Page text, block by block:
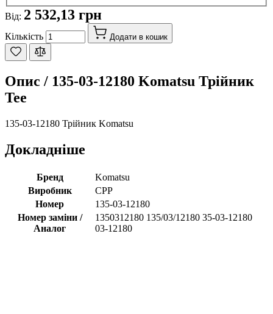
Від: 2 532,13 грн
Кількість Додати в кошик
Опис / 135-03-12180 Komatsu Трійник
Tee
135-03-12180 Трійник Komatsu
Докладніше
Бренд
Komatsu
Виробник
CPP
Номер
135-03-12180
Номер заміни /
Аналог
1350312180 135/03/12180 35-03-12180
03-12180